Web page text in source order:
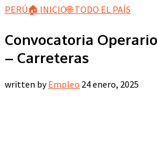
PERÚ 🏠 INICIO🌐 TODO EL PAÍS
Convocatoria
– Carreteras
written byEmpleo 24 enero, 2025